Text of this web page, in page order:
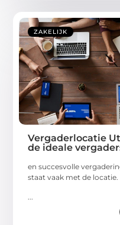
ZAKELIJK
Vergaderlocatie
de ideale
en succesvolle
staat vaak met de